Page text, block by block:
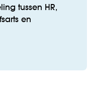
tussen HR,
en